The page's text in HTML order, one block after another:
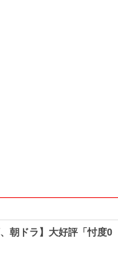
朝ドラ】大好評「忖度0